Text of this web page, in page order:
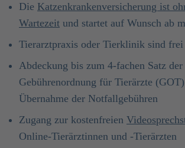
Die Katzenkrankenversicherung ist
Wartezeit und startet auf Wunsch ab
Tierarztpraxis oder Tierklinik sind
Abdeckung bis zum 4-fachen Satz der
Gebührenordnung für Tierärzte
Übernahme der Notfallgebühren
Zugang zur kostenfreien
Online-Tierärztinnen und -Tierärzten